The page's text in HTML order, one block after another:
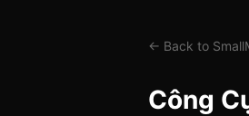
← Back to
Công